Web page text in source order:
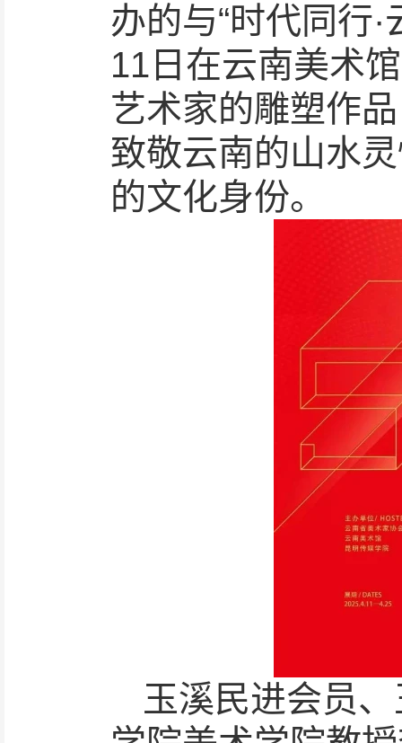
办的与“时代同行
11日在云南美术
艺术家‌的雕塑‌作
致敬云南的山水
的文化身份。
玉溪民进会员